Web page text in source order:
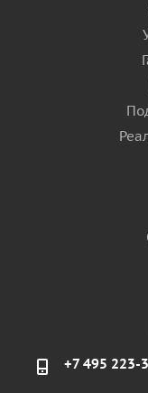
+7 495 223-